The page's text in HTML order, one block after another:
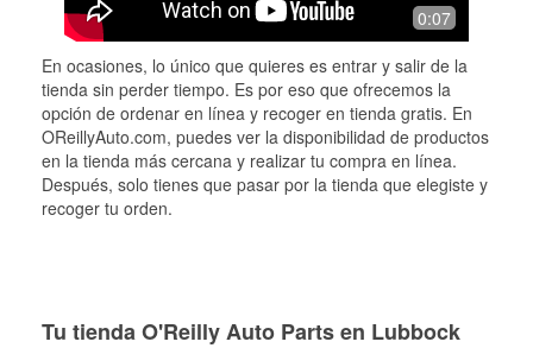
0:07
En ocasiones, lo único que quieres es entrar y salir de la
tienda sin perder tiempo. Es por eso que ofrecemos la
opción de ordenar en línea y recoger en tienda gratis. En
OReillyAuto.com, puedes ver la disponibilidad de productos
en la tienda más cercana y realizar tu compra en línea.
Después, solo tienes que pasar por la tienda que elegiste y
recoger tu orden.
Tu tienda O'Reilly Auto Parts en Lubbock